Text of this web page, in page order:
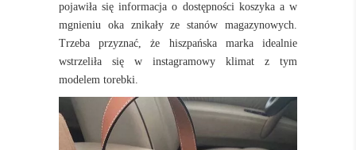
pojawiła się informacja o dostępności koszyka a w
mgnieniu oka znikały ze stanów magazynowych.
Trzeba przyznać, że hiszpańska marka idealnie
wstrzeliła się w instagramowy klimat z tym
modelem torebki.